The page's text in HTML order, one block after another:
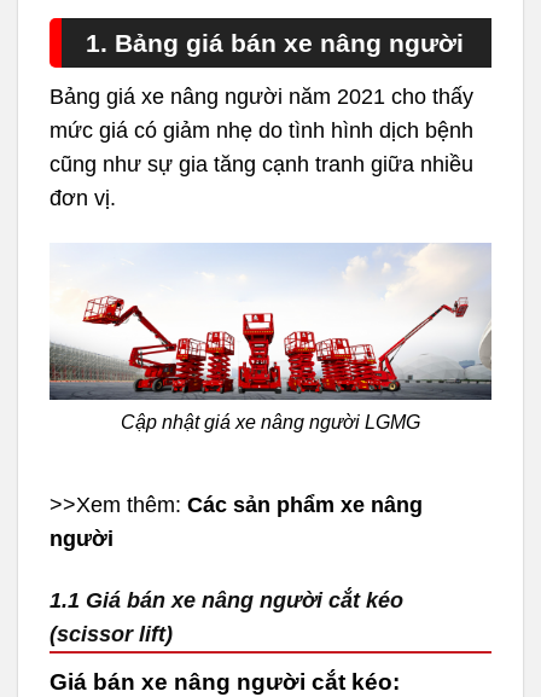
1. Bảng giá bán xe nâng người
Bảng giá xe nâng người năm 2021 cho thấy
mức giá có giảm nhẹ do tình hình dịch bệnh
cũng như sự gia tăng cạnh tranh giữa nhiều
đơn vị.
Cập nhật giá xe nâng người LGMG
>>Xem thêm:Các sản phẩm xe nâng
người
1.1 Giá bán xe nâng người cắt kéo
(scissor lift)
Giá bán xe nâng người cắt kéo: